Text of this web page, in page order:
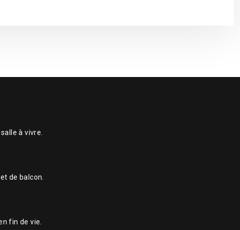
à vivre.
de balcon.
fin de vie.